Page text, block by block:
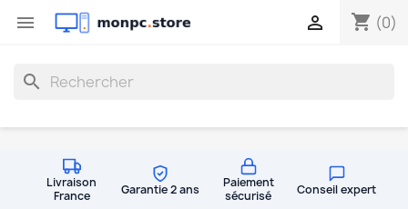
 shopping_cart (0)

search
Livraison
France
Garantie 2 ans
Paiement
sécurisé
Conseil expert